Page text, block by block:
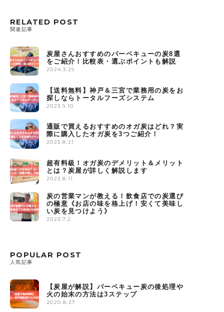
RELATED POST
関連記事
炭屋さんおすすめのバーベキューの炭8選
をご紹介！比較表・選ぶポイントも解説
2024.3.29
【送料無料】神戸＆三宮で業務用の炭をお
探しならトータルフーズシステム
2023.9.10
通販で買えるおすすめのオガ炭はどれ？実
際に購入したオガ炭を3つご紹介！
2023.8.21
超有料級！オガ炭のデメリット＆メリット
とは？炭屋が詳しく解説します
2023.8.11
炭の営業マンが教える！飲食店での炭選び
の極意《お店の味を格上げ！安くて美味し
い炭を見つけよう》
2023.7.2
POPULAR POST
人気記事
【炭屋が解説】バーベキュー炭の後処理や
火の始末の方法は3ステップ
2020.8.27